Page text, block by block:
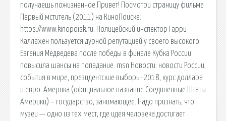
получаешь пожизненное Привет! Посмотри страницу фильма
Первый мститель (2011) на КиноПоиске:
https://www.kinopoisk.ru. Полицейский инспектор Гарри
Каллахен пользуется дурной репутацией у своего высокого.
Евгения Медведева после победы в финале Кубка России
повысила шансы на попадание. msn Новости: новости России,
события в мире, президентские выборы-2018, курс доллара
и евро. Америка (официальное название Соединенные Штаты
Америки) – государство, занимающее. Надо признать, что
музеи — одно из тех мест, где идея человека достигает